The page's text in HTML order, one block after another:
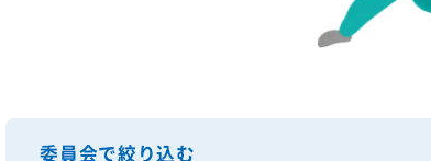
委員会で絞り込む